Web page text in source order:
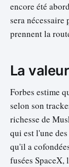
encore été
sera nécessaire
prennent la
La
Forbes estime
selon son
richesse de
qui est l'une
qu'il a
fusées SpaceX,